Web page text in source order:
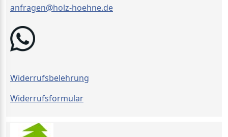
anfragen@holz-hoehne.de
Widerrufsbelehrung
Widerrufsformular